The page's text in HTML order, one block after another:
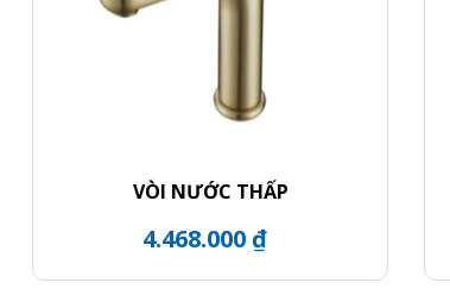
VÒI NƯỚC THẤP
4.468.000 ₫